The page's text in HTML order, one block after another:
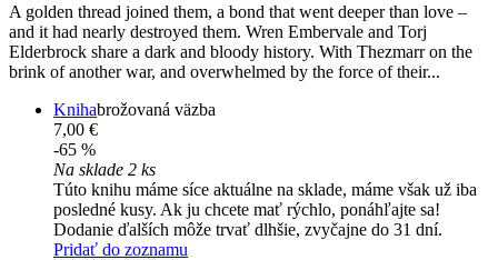
A golden thread joined them, a bond that went deeper than love –
and it had nearly destroyed them. Wren Embervale and Torj
Elderbrock share a dark and bloody history. With Thezmarr on the
brink of another war, and overwhelmed by the force of their...
Knihabrožovaná väzba
7,00 €
-65 %
Na sklade 2 ks
Túto knihu máme síce aktuálne na sklade, máme však už iba
posledné kusy. Ak ju chcete mať rýchlo, ponáhľajte sa!
Dodanie ďalších môže trvať dlhšie, zvyčajne do 31 dní.
Pridať do zoznamu